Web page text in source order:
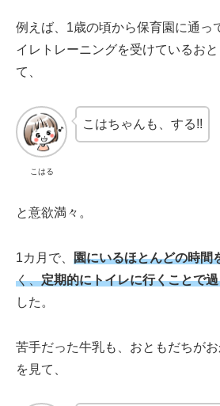
例えば、1歳の頃から保育園に通っ
イレトレーニングを受けているお
て、
こはる
こはちゃんも、する!!
と意欲満々。
1カ月で、 園にいるほとんどの時間
く、定期的にトイレに行くことで
した。
苦手だった牛乳も、おともだちが
を見て、